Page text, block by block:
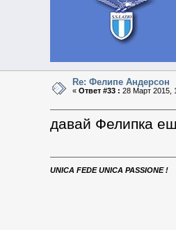
Re: Фелипе Андерсон
«Ответ #33 : 28 Март 2015,
давай Фелипка
UNICA FEDE UNICA PASSIONE !